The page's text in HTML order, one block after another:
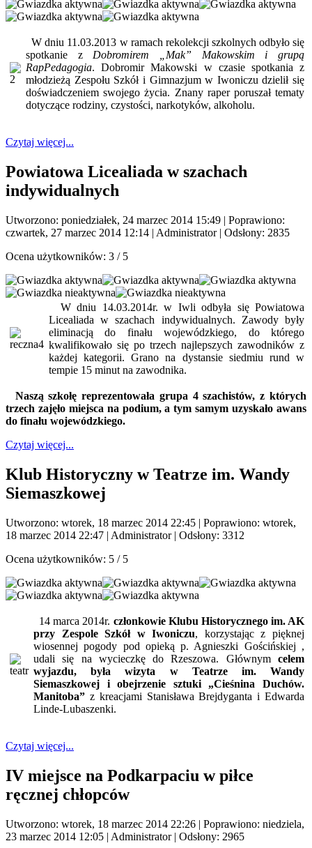
W dniu 11.03.2013 w ramach rekolekcji szkolnych odbyło się
spotkanie z Dobromirem „Mak” Makowskim i grupą
RapPedagogia. Dobromir Makowski w czasie spotkania z
młodzieżą Zespołu Szkół i Gimnazjum w Iwoniczu dzielił się
doświadczeniem swojego życia. Znany raper poruszał tematy
dotyczące rodziny, czystości, narkotyków, alkoholu.
Czytaj więcej...
Powiatowa Licealiada w szachach
indywidualnych
Utworzono: poniedziałek, 24 marzec 2014 15:49 | Poprawiono:
czwartek, 27 marzec 2014 12:14 | Administrator| Odsłony: 2835
Ocena użytkowników: 3 / 5
W dniu 14.03.2014r. w Iwli odbyła się Powiatowa
Licealiada w szachach indywidualnych. Zawody były
eliminacją do finału wojewódzkiego, do którego
kwalifikowało się po trzech najlepszych zawodników z
każdej kategorii. Grano na dystansie siedmiu rund w
tempie 15 minut na zawodnika.
Naszą szkołę reprezentowała grupa 4 szachistów, z których
trzech zajęło miejsca na podium, a tym samym uzyskało awans
do finału wojewódzkiego.
Czytaj więcej...
Klub Historyczny w Teatrze im. Wandy
Siemaszkowej
Utworzono: wtorek, 18 marzec 2014 22:45 | Poprawiono: wtorek,
18 marzec 2014 22:47 | Administrator| Odsłony: 3312
Ocena użytkowników: 5 / 5
14 marca 2014r. członkowie Klubu Historycznego im. AK
przy Zespole Szkół w Iwoniczu, korzystając z pięknej
wiosennej pogody pod opieką p. Agnieszki Gościńskiej ,
udali się na wycieczkę do Rzeszowa. Głównym celem
wyjazdu, była wizyta w Teatrze im. Wandy
Siemaszkowej i obejrzenie sztuki „Cieśnina Duchów.
Manitoba” z kreacjami Stanisława Brejdyganta i Edwarda
Linde-Lubaszenki.
Czytaj więcej...
IV miejsce na Podkarpaciu w piłce
ręcznej chłopców
Utworzono: wtorek, 18 marzec 2014 22:26 | Poprawiono: niedziela,
23 marzec 2014 12:05 | Administrator| Odsłony: 2965